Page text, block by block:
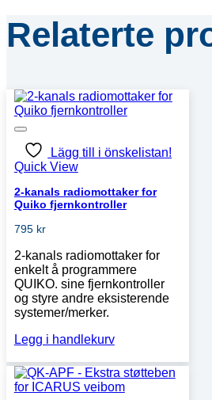
Relaterte
Lägg till i önskelistan!
Quick View
2-kanals radiomottaker for
Quiko fjernkontroller
795 kr
2-kanals radiomottaker for
enkelt å programmere
QUIKO. sine fjernkontroller
og styre andre eksisterende
systemer/merker.
Legg i handlekurv